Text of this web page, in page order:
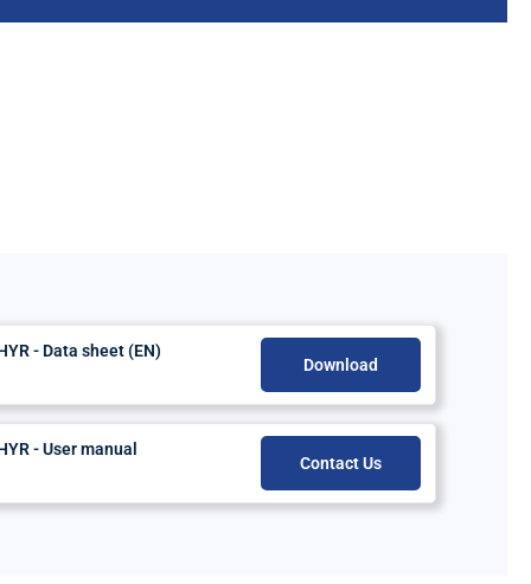
- Data sheet (EN)
Download
- User manual
Contact Us